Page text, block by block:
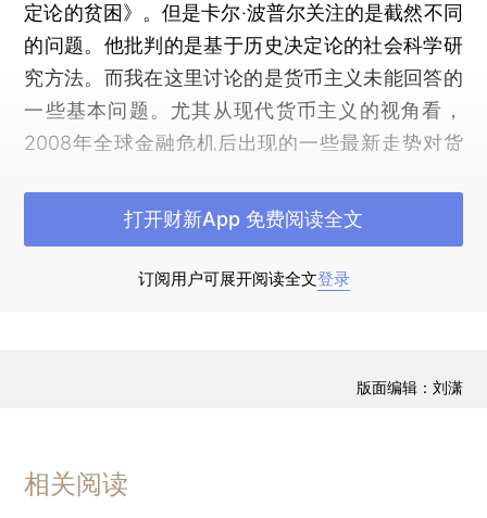
定论的贫困》。但是卡尔·波普尔关注的是截然不同
的问题。他批判的是基于历史决定论的社会科学研
究方法。而我在这里讨论的是货币主义未能回答的
一些基本问题。尤其从现代货币主义的视角看，
2008年全球金融危机后出现的一些最新走势对货
在讨论这些难题之前，我想简单回顾一下货币
海。我会从弗里德曼和施瓦茨（1965）的《货币与
我发现明斯基（1965）对弗里德曼和施瓦茨的批判
简单定义货币主义之后我会谈到实证方面的难
订阅用户可展开阅读全文登录
打开财新App 免费阅读全文
版面编辑：刘潇
相关阅读